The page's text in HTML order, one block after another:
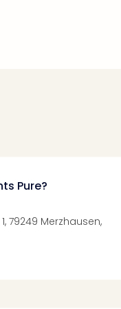
Pure?
79249 Merzhausen,